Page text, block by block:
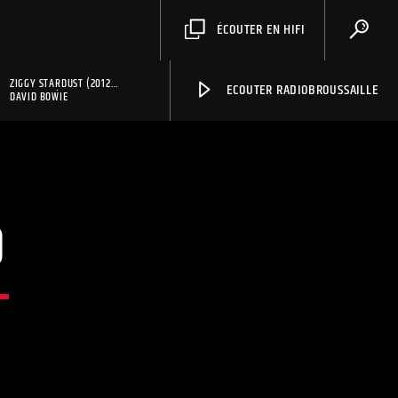
ÉCOUTER EN HIFI
ECOUTER RADIOBROUSSAILLE
ZIGGY STARDUST (2012
REMASTER)
DAVID BOWIE